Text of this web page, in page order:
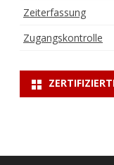
Zeiterfassung
Zugangskontrolle